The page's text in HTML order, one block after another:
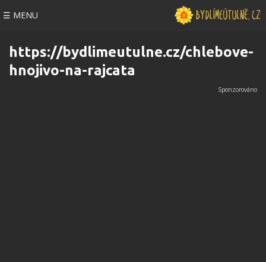
☰ MENU
https://bydlimeutulne.cz/chlebove-
hnojivo-na-rajcata